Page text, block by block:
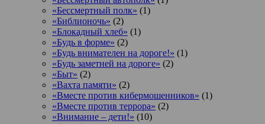
«Бессмертный полк» (1)
«Библионочь» (2)
«Блокадный хлеб» (1)
«Будь в форме» (2)
«Будь внимателен на дороге!» (1)
«Будь заметней на дороге» (2)
«Быт» (2)
«Вахта памяти» (2)
«Вместе против кибермошенников» (1)
«Вместе против террора» (2)
«Внимание – дети!» (10)